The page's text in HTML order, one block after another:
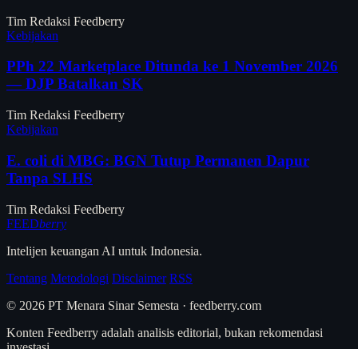
Tim Redaksi Feedberry
Kebijakan
PPh 22 Marketplace Ditunda ke 1 November 2026
— DJP Batalkan SK
Tim Redaksi Feedberry
Kebijakan
E. coli di MBG: BGN Tutup Permanen Dapur
Tanpa SLHS
Tim Redaksi Feedberry
FEEDberry
Intelijen keuangan AI untuk Indonesia.
Tentang Metodologi Disclaimer RSS
© 2026 PT Menara Sinar Semesta · feedberry.com
Konten Feedberry adalah analisis editorial, bukan rekomendasi